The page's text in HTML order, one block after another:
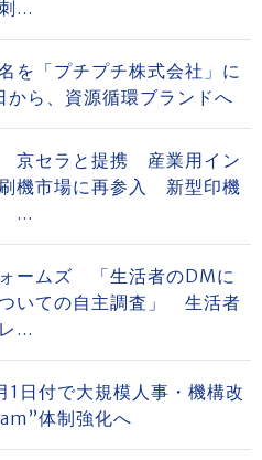
...
を「プチプチ株式会社」に
ら、資源循環ブランドへ
京セラと提携 産業用イン
機市場に再参入 新型印機
...
ォームズ 「生活者のDMに
いての自主調査」 生活者
...
1日付で大規模人事・機構改
体制強化へ